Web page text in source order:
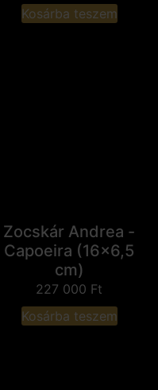
Kosárba teszem
Zocskár Andrea -
Capoeira (16x6,5
cm)
227 000 Ft
Kosárba teszem